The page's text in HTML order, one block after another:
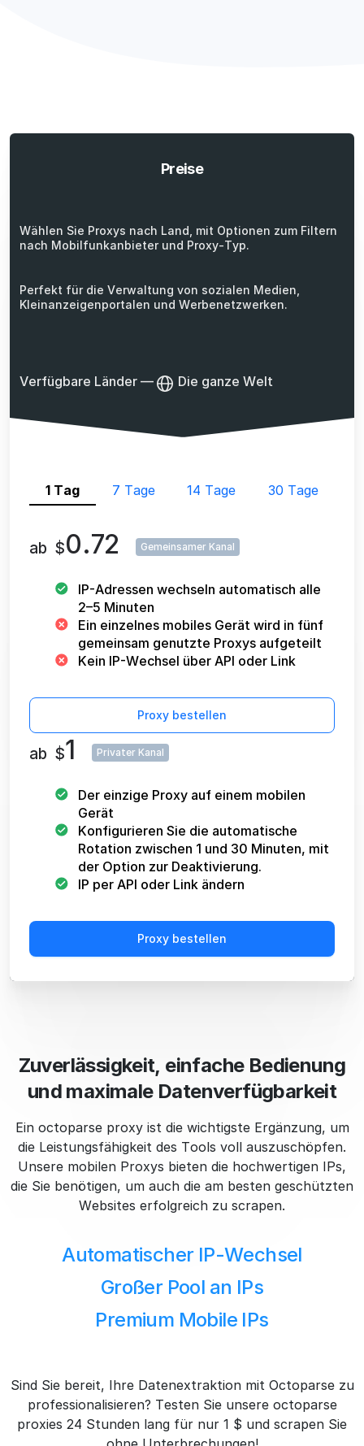
Preise
Wählen Sie Proxys nach Land, mit Optionen zum Filtern
nach Mobilfunkanbieter und Proxy-Typ.
Perfekt für die Verwaltung von sozialen Medien,
Kleinanzeigenportalen und Werbenetzwerken.
Verfügbare Länder — Die ganze Welt
1 Tag 7 Tage 14 Tage 30 Tage
ab $0.72 Gemeinsamer Kanal
IP-Adressen wechseln automatisch alle
2–5 Minuten
Ein einzelnes mobiles Gerät wird in fünf
gemeinsam genutzte Proxys aufgeteilt
Kein IP-Wechsel über API oder Link
Proxy bestellen
ab $1 Privater Kanal
Der einzige Proxy auf einem mobilen
Gerät
Konfigurieren Sie die automatische
Rotation zwischen 1 und 30 Minuten, mit
der Option zur Deaktivierung.
IP per API oder Link ändern
Proxy bestellen
Zuverlässigkeit, einfache Bedienung
und maximale Datenverfügbarkeit
Ein octoparse proxy ist die wichtigste Ergänzung, um
die Leistungsfähigkeit des Tools voll auszuschöpfen.
Unsere mobilen Proxys bieten die hochwertigen IPs,
die Sie benötigen, um auch die am besten geschützten
Websites erfolgreich zu scrapen.
Automatischer IP-Wechsel
Großer Pool an IPs
Premium Mobile IPs
Sind Sie bereit, Ihre Datenextraktion mit Octoparse zu
professionalisieren? Testen Sie unsere octoparse
proxies 24 Stunden lang für nur 1 $ und scrapen Sie